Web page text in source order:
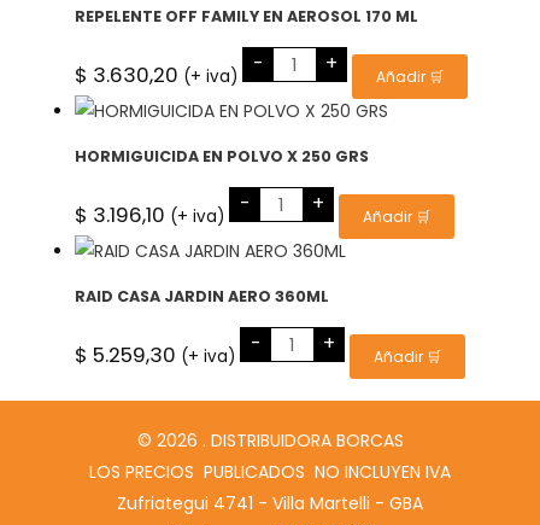
REPELENTE OFF FAMILY EN AEROSOL 170 ML
$ 3.630,20 (+ iva) - REPELENTE
OFF
FAMILY
EN
AEROSOL
ML
+ Añadir 🛒
HORMIGUICIDA EN POLVO X 250 GRS
$ 3.196,10 (+ iva) - HORMIGUICIDA
POLVO
X
250
cantidad
+ Añadir 🛒
RAID CASA JARDIN AERO 360ML
$ 5.259,30 (+ iva) - RAID
CASA
JARDIN
360ML
+ Añadir 🛒
© 2026 . DISTRIBUIDORA BORCAS
LOS PRECIOS PUBLICADOS NO INCLUYEN IVA
Zufriategui 4741 - Villa Martelli - GBA